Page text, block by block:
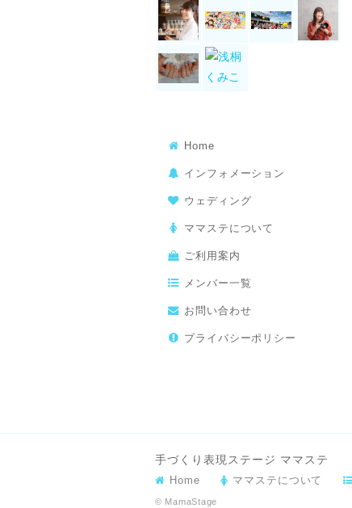
Home
インフォメーション
ウェディング
ママステについて
ご利用案内
メンバー一覧
お問い合わせ
プライバシーポリシー
手づくり表現ステージ ママステ
Home ママステについて
© MamaStage